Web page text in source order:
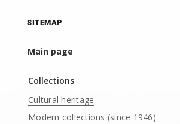
SITEMAP
Main page
Collections
Cultural heritage
Modern collections (since 1946)